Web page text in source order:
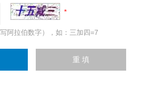
阿拉伯数字），如：三加四=7